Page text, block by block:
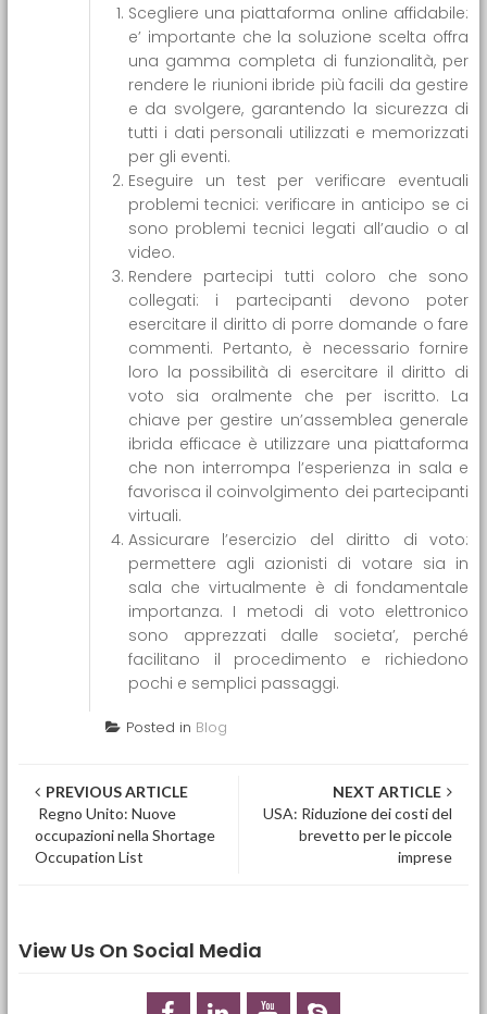
Scegliere una piattaforma online affidabile:
e’ importante che la soluzione scelta offra
una gamma completa di funzionalità, per
rendere le riunioni ibride più facili da gestire
e da svolgere, garantendo la sicurezza di
tutti i dati personali utilizzati e memorizzati
per gli eventi.
Eseguire un test per verificare eventuali
problemi tecnici: verificare in anticipo se ci
sono problemi tecnici legati all’audio o al
video.
Rendere partecipi tutti coloro che sono
collegati: i partecipanti devono poter
esercitare il diritto di porre domande o fare
commenti. Pertanto, è necessario fornire
loro la possibilità di esercitare il diritto di
voto sia oralmente che per iscritto. La
chiave per gestire un’assemblea generale
ibrida efficace è utilizzare una piattaforma
che non interrompa l’esperienza in sala e
favorisca il coinvolgimento dei partecipanti
virtuali.
Assicurare l’esercizio del diritto di voto:
permettere agli azionisti di votare sia in
sala che virtualmente è di fondamentale
importanza. I metodi di voto elettronico
sono apprezzati dalle societa’, perché
facilitano il procedimento e richiedono
pochi e semplici passaggi.
Posted in Blog
Post navigation
PREVIOUS ARTICLE
Regno Unito: Nuove
occupazioni nella Shortage
Occupation List
NEXT ARTICLE
USA: Riduzione dei costi del
brevetto per le piccole
imprese
View Us On Social Media